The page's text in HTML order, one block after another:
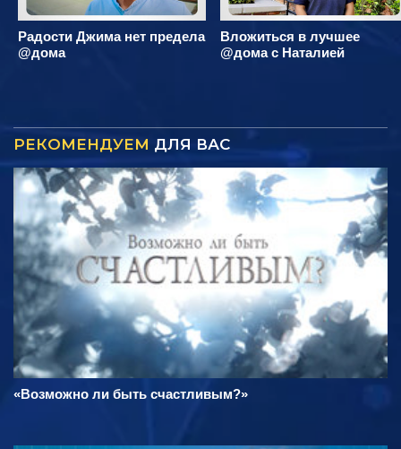
Радости Джима нет предела
@дома
Вложиться в лучшее
@дома с Наталией
РЕКОМЕНДУЕМ ДЛЯ ВАС
«Возможно ли быть счастливым?»